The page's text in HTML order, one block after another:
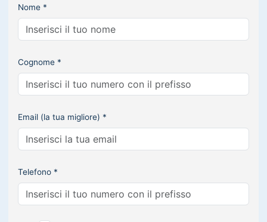
Nome *
Cognome *
Email (la tua migliore) *
Telefono *